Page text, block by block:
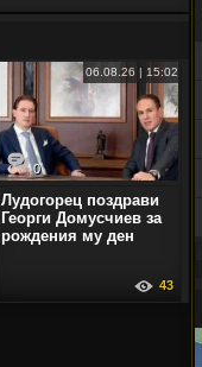
0
06.08.26 | 15:02
Лудогорец поздрави
Георги Домусчиев за
рождения му ден
43